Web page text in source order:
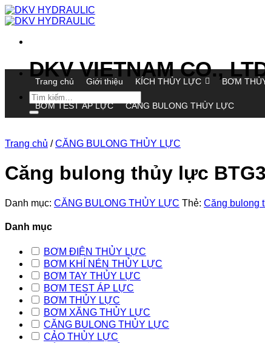
Chuyển
đến
dung
DKV VIETNAM CO.,
Tìm
kiếm:
Trang chủ Giới thiệu KÍCH THỦY LỰC BƠM
BƠM TEST ÁP LỰC CĂNG BULONG THỦY LỰC
Trang chủ / CĂNG BULONG THỦY LỰC
Căng bulong thủy lực
Danh mục: CĂNG BULONG THỦY LỰC Thẻ: Căng bulong
Danh mục
BƠM ĐIỆN THỦY LỰC
BƠM KHÍ NÉN THỦY LỰC
BƠM TAY THỦY LỰC
BƠM TEST ÁP LỰC
BƠM THỦY LỰC
BƠM XĂNG THỦY LỰC
CĂNG BULONG THỦY LỰC
CẢO THỦY LỰC